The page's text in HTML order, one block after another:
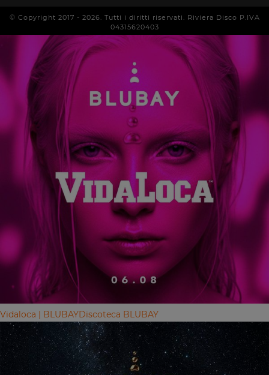
© Copyright 2017 - 2026 . Tutti i diritti riservati. Riviera Disco P.IVA
04315620403
Vidaloca | BLUBAYDiscoteca BLUBAY